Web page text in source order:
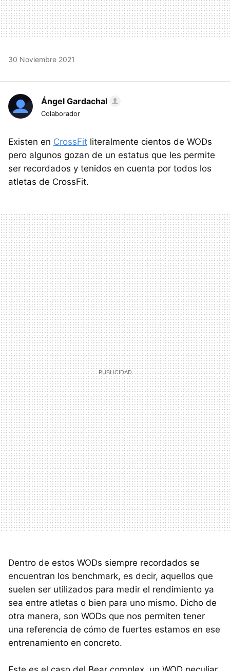
30 Noviembre 2021
Ángel Gardachal
Colaborador
Existen en CrossFit literalmente cientos de WODs
pero algunos gozan de un estatus que les permite
ser recordados y tenidos en cuenta por todos los
atletas de CrossFit.
Dentro de estos WODs siempre recordados se
encuentran los benchmark, es decir, aquellos que
suelen ser utilizados para medir el rendimiento ya
sea entre atletas o bien para uno mismo. Dicho de
otra manera, son WODs que nos permiten tener
una referencia de cómo de fuertes estamos en ese
entrenamiento en concreto.